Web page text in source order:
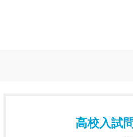
高校入試